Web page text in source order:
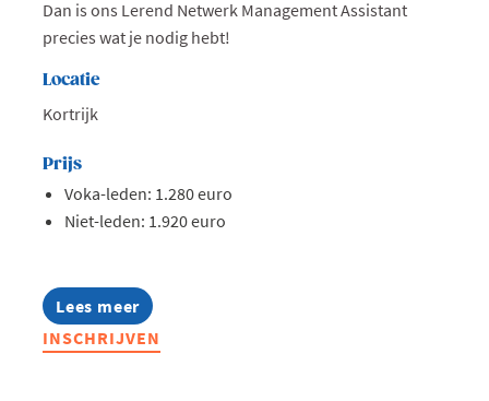
Dan is ons Lerend Netwerk Management Assistant
precies wat je nodig hebt!
Locatie
Kortrijk
Prijs
Voka-leden: 1.280 euro
Niet-leden: 1.920 euro
Lees meer
about
Lerend
Netwerk
INSCHRIJVEN